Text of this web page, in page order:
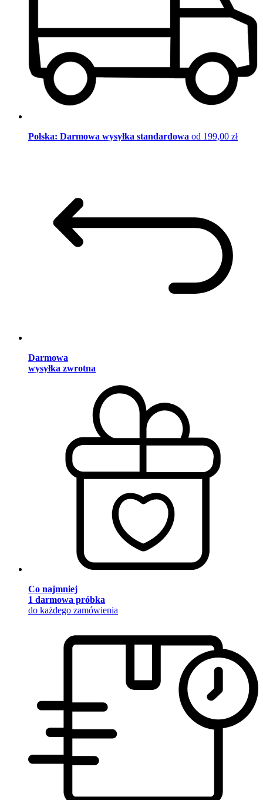
Polska: Darmowa wysyłka standardowa od 199,00 zł
Darmowa
wysyłka zwrotna
Co najmniej
1 darmowa próbka
do każdego zamówienia